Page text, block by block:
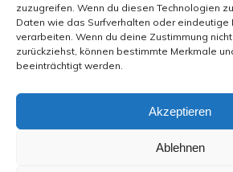
zuzugreifen. Wenn du diesen Technologien
Daten wie das Surfverhalten oder eindeutige
verarbeiten. Wenn du deine Zustimmung
zurückziehst, können bestimmte Merkmale
beeinträchtigt werden.
Akzeptieren
Ablehnen